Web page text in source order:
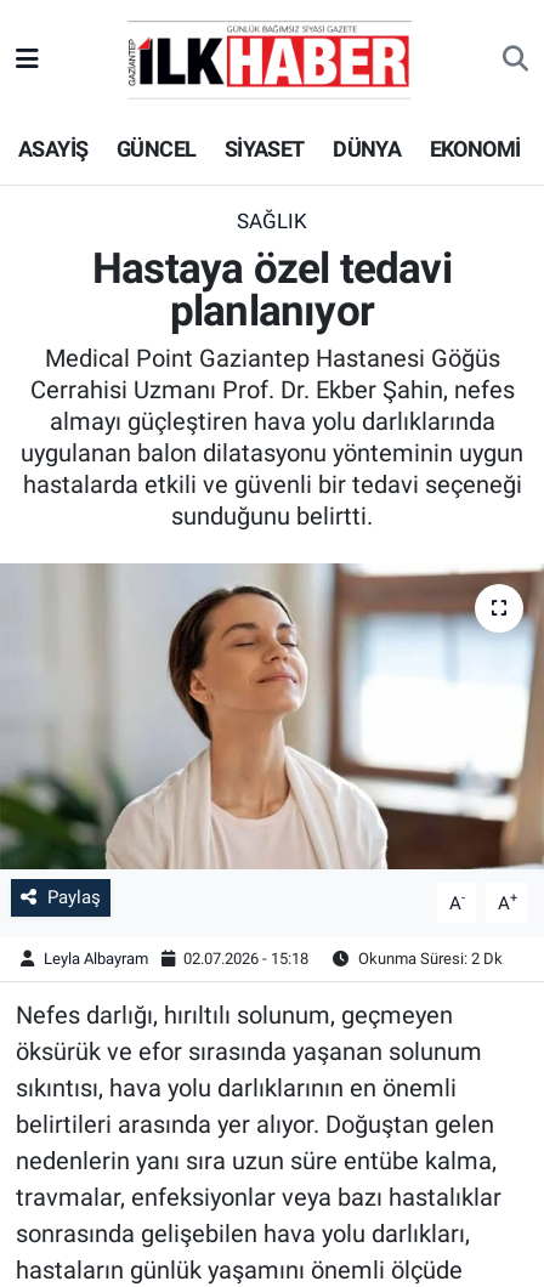
ASAYİŞ GÜNCEL SİYASET DÜNYA EKONOMİ
SAĞLIK
Hastaya özel tedavi
planlanıyor
Medical Point Gaziantep Hastanesi Göğüs
Cerrahisi Uzmanı Prof. Dr. Ekber Şahin, nefes
almayı güçleştiren hava yolu darlıklarında
uygulanan balon dilatasyonu yönteminin uygun
hastalarda etkili ve güvenli bir tedavi seçeneği
sunduğunu belirtti.
Paylaş A- A+
Leyla Albayram 02.07.2026 - 15:18 Okunma Süresi: 2 Dk
Nefes darlığı, hırıltılı solunum, geçmeyen
öksürük ve efor sırasında yaşanan solunum
sıkıntısı, hava yolu darlıklarının en önemli
belirtileri arasında yer alıyor. Doğuştan gelen
nedenlerin yanı sıra uzun süre entübe kalma,
travmalar, enfeksiyonlar veya bazı hastalıklar
sonrasında gelişebilen hava yolu darlıkları,
hastaların günlük yaşamını önemli ölçüde
EKONOMİ
SİYASET
SPOR
TEKNOLOJİ
ASAYİŞ
EĞİTİM
KÜLTÜR - SANAT
Beyoğlu Hava Durumu
Beyoğlu Trafik Yoğunluk Haritası
Süper Lig Puan Durumu ve Fikstür
Tüm Manşetler
Son Dakika Haberleri
Haber Arşivi